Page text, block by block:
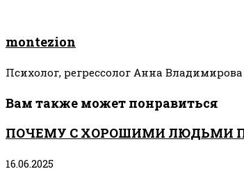
montezion
Психолог, регрессолог Анна Владимирова
Вам также может понравиться
ПОЧЕМУ С ХОРОШИМИ ЛЮДЬМИ
16.06.2025